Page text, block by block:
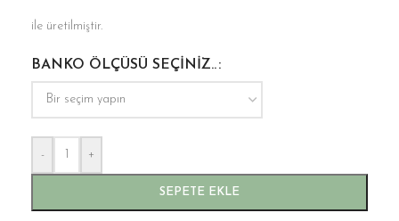
ile üretilmiştir.
BANKO ÖLÇÜSÜ SEÇINIZ..
- +
SEPETE EKLE